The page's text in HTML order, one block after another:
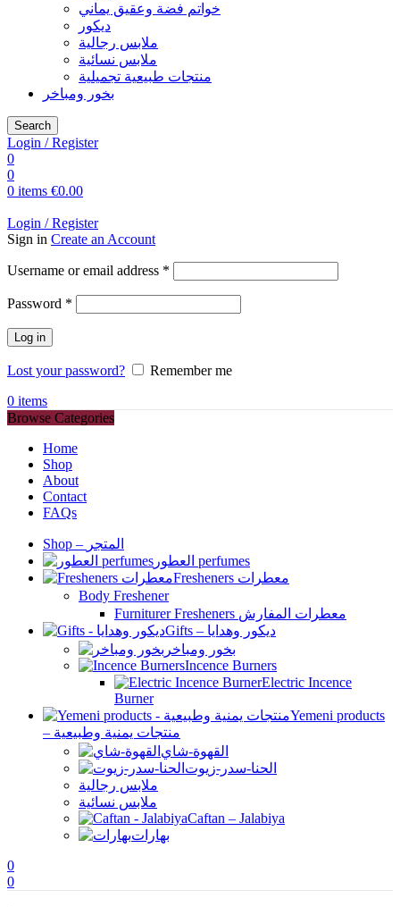
خواتم فضة وعقيق يماني
ديكور
ملابس رجالية
ملابس نسائية
منتجات طبيعية تجميلية
بخور ومباخر
Search
Login / Register
0
0
0 items €0.00
Login / Register
Sign in Create an Account
Username or email address *
Password *
Log in
Lost your password?
Remember me
0 items
Browse Categories
Home
Shop
About
Contact
FAQs
Shop – المتجر
العطور perfumes
Fresheners معطرات
Body Freshener
Furniturer Fresheners معطرات المفارش
Gifts – ديكور وهدايا
بخور ومباخر
Incence Burners
Electric Incence
Burner
Yemeni products
– منتجات يمنية وطبيعية
القهوة-شاي
الحنا-سدر-زيوت
ملابس رجالية
ملابس نسائية
Caftan – Jalabiya
بهارات
0
0